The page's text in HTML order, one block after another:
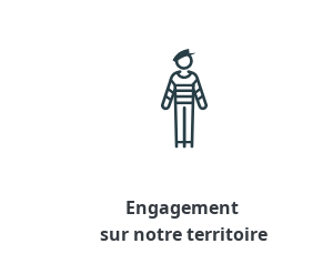
Engagement
sur notre territoire